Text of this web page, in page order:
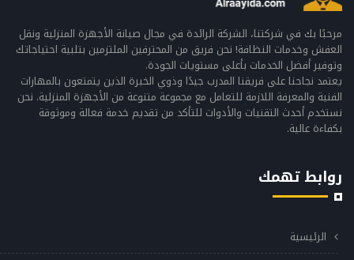
مرحبًا بك في شركتنا، الشركة الرائدة في مجال صيانة الأجهزة المنزلية ونقل
العفش وخدمات النظافة! نحن فريق من المحترفين الملتزمين بتلبية احتياجاتك
وتوفير أفضل الخدمات بأعلى مستويات الجودة.
يعتمد نجاحنا على فريقنا المدرب جيدًا وذوي الخبرة الذين يتمتعون بالمهارات
الفنية والمعرفة اللازمة للتعامل مع مجموعة متنوعة من الأجهزة المنزلية. نحن
نستخدم أحدث التقنيات والأدوات للتأكد من تقديم خدمة فعالة وموثوقة
بكفاءة عالية.
روابط تهمك
الرئيسية